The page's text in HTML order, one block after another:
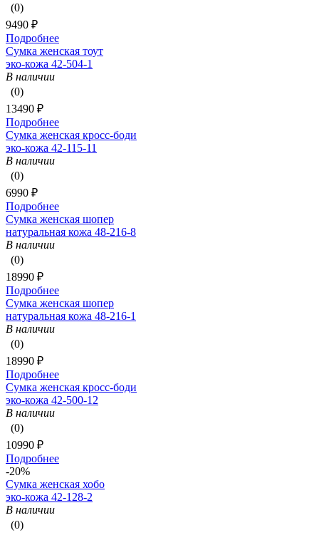
(0)
9490 ₽
Подробнее
Сумка женская тоут
эко-кожа 42-504-1
В наличии
(0)
13490 ₽
Подробнее
Сумка женская кросс-боди
эко-кожа 42-115-11
В наличии
(0)
6990 ₽
Подробнее
Сумка женская шопер
натуральная кожа 48-216-8
В наличии
(0)
18990 ₽
Подробнее
Сумка женская шопер
натуральная кожа 48-216-1
В наличии
(0)
18990 ₽
Подробнее
Сумка женская кросс-боди
эко-кожа 42-500-12
В наличии
(0)
10990 ₽
Подробнее
-20%
Сумка женская хобо
эко-кожа 42-128-2
В наличии
(0)